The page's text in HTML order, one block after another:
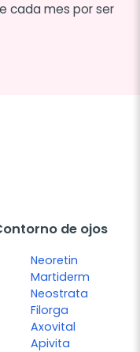
cada mes por ser
de ojos
Neoretin
Martiderm
Neostrata
Filorga
Axovital
Apivita